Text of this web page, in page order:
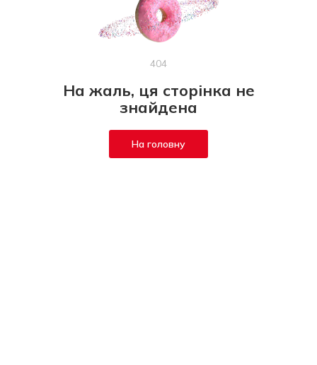
404
На жаль, ця сторінка не
знайдена
На головну